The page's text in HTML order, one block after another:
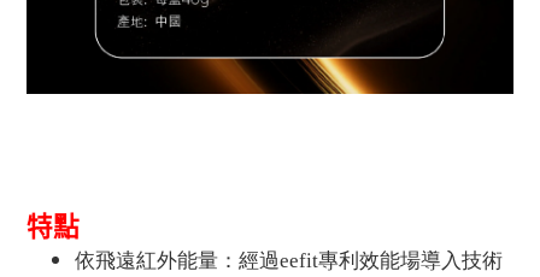
特點
依飛遠紅外能量：經過eefit專利效能場導入技術